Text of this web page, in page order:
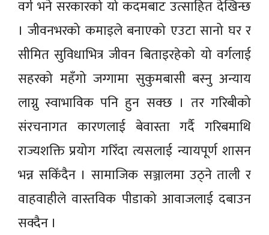
वर्ग भने सरकारको यो कदमबाट उत्साहित देखिन्छ
। जीवनभरको कमाइले बनाएको एउटा सानो घर र
सीमित सुविधाभित्र जीवन बिताइरहेको यो वर्गलाई
सहरको महँगो जग्गामा सुकुमबासी बस्नु अन्याय
लाग्नु स्वाभाविक पनि हुन सक्छ । तर गरिबीको
संरचनागत कारणलाई बेवास्ता गर्दै गरिबमाथि
राज्यशक्ति प्रयोग गरिँदा त्यसलाई न्यायपूर्ण शासन
भन्न सकिँदैन । सामाजिक सञ्जालमा उठ्ने ताली र
वाहवाहीले वास्तविक पीडाको आवाजलाई दबाउन
सक्दैन ।